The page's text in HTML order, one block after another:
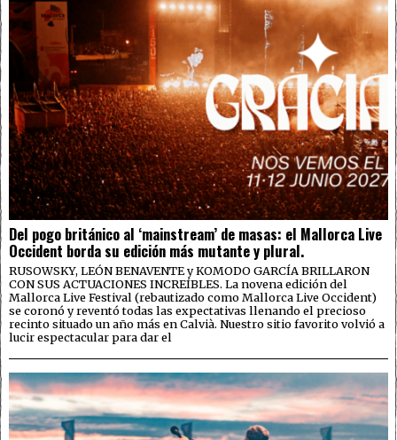
Del pogo británico al ‘mainstream’ de masas: el Mallorca Live
Occident borda su edición más mutante y plural.
RUSOWSKY, LEÓN BENAVENTE y KOMODO GARCÍA BRILLARON
CON SUS ACTUACIONES INCREÍBLES. La novena edición del
Mallorca Live Festival (rebautizado como Mallorca Live Occident)
se coronó y reventó todas las expectativas llenando el precioso
recinto situado un año más en Calvià. Nuestro sitio favorito volvió a
lucir espectacular para dar el